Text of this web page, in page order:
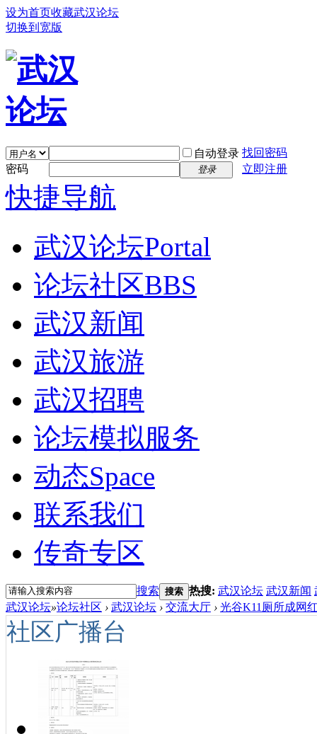
设为首页收藏武汉论坛
切换到宽版
自动登录 找回密码
密码
登录 立即注册
快捷导航
武汉论坛Portal
论坛社区BBS
武汉新闻
武汉旅游
武汉招聘
论坛模拟服务
动态Space
联系我们
传奇专区
搜索 搜索 热搜: 武汉论坛 武汉新闻
武汉论坛»论坛社区 › 武汉论坛 › 交流大厅 › 光谷K11厕所成网
社区广播台